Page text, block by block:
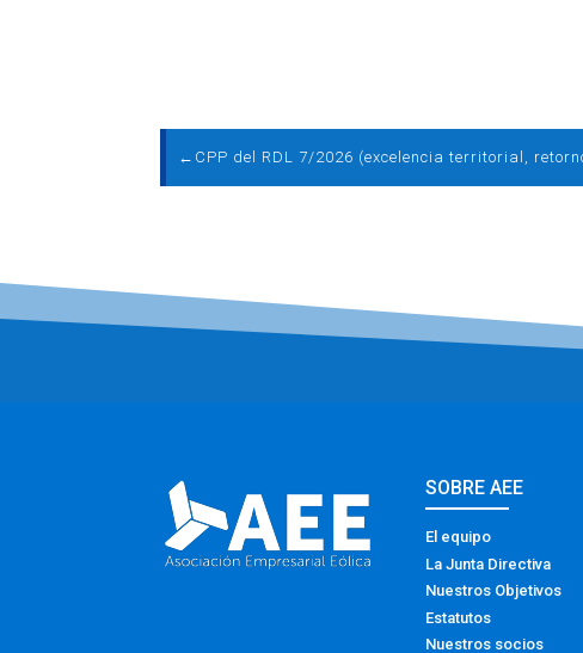
←
SOBRE AEE
El equipo
La Junta Directiva
Nuestros Objetivos
Estatutos
Nuestros socios